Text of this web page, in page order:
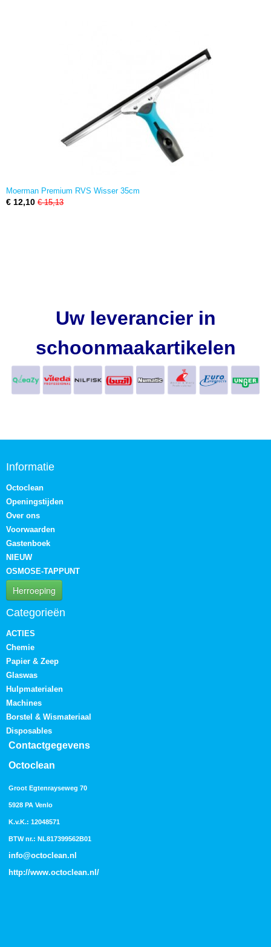
Moerman Premium RVS Wisser 35cm
€ 12,10 € 15,13
Uw leverancier in
schoonmaakartikelen
Informatie
Octoclean
Openingstijden
Over ons
Voorwaarden
Gastenboek
NIEUW
OSMOSE-TAPPUNT
Herroeping
Categorieën
ACTIES
Chemie
Papier & Zeep
Glaswas
Hulpmaterialen
Machines
Borstel & Wismateriaal
Disposables
Contactgegevens
Octoclean
Groot Egtenrayseweg 70
5928 PA Venlo
K.v.K.: 12048571
BTW nr.: NL817399562B01
info@octoclean.nl
http://www.octoclean.nl /